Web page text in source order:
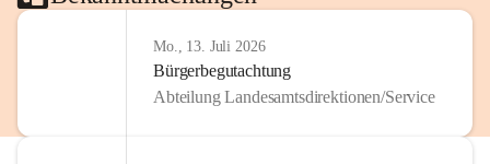
Mo., 13. Juli 2026
Bürgerbegutachtung
Abteilung Landesamtsdirektionen/Service